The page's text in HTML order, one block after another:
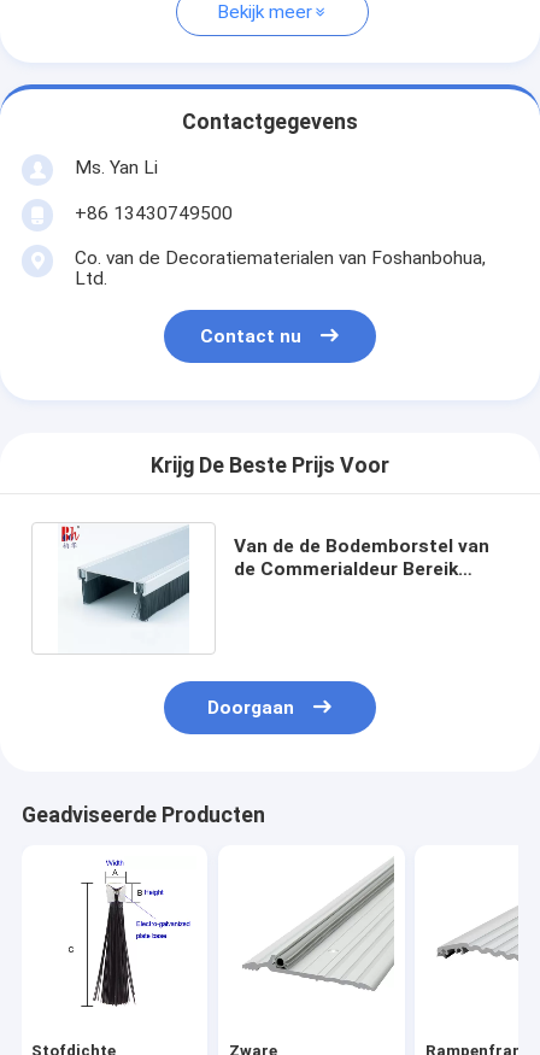
Bekijk meer
Contactgegevens
Ms. Yan Li
+86 13430749500
Co. van de Decoratiematerialen van Foshanbohua,
Ltd.
Contact nu
Krijg De Beste Prijs Voor
Van de de Bodemborstel van
de Commerialdeur Bereik
Doorgaan
Geadviseerde Producten
Stofdichte Zware Rampenframe